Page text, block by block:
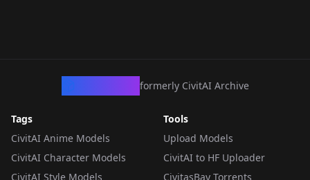
formerly CivitAI Archive
Tags
CivitAI Anime Models
CivitAI Character Models
CivitAI Style Models
Tools
Upload Models
CivitAI to HF Uploader
CivitasBay Torrents